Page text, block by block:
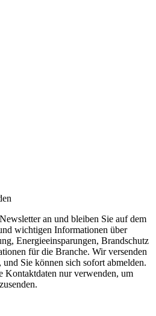
an und bleiben Sie auf dem
wichtigen Informationen über
Energieeinsparungen, Brandschutz
für die Branche. Wir versenden
Sie können sich sofort abmelden.
Kontaktdaten nur verwenden, um